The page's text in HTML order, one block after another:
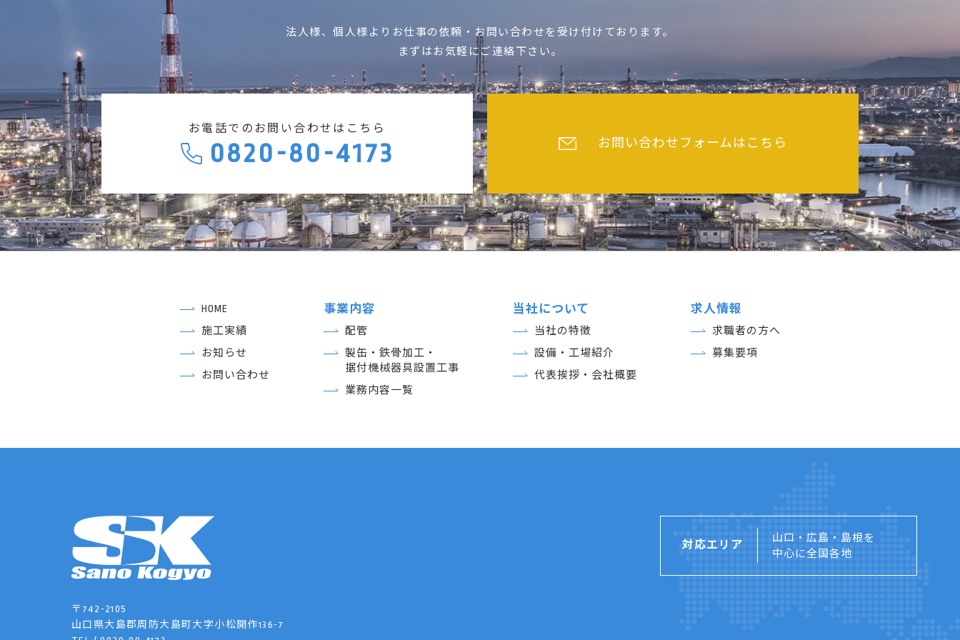
法人様、個人様よりお仕事の依頼・お問い合わせを受け付けております。
まずはお気軽にご連絡下さい。
お電話でのお問い合わせはこちら
0820-80-4173 お問い合わせフォームはこちら
HOME
施工実績
お知らせ
お問い合わせ
事業内容
配管
製缶・鉄骨加工・
据付機械器具設置工事
業務内容一覧
当社について
当社の特徴
設備・工場紹介
代表挨拶・会社概要
求人情報
求職者の方へ
募集要項
〒742-2105
山口県大島郡周防大島町大字小松開作136-7
対応エリア
山口・広島・島根を
中心に全国各地